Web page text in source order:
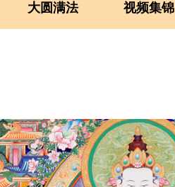
大圆满法 视频集锦